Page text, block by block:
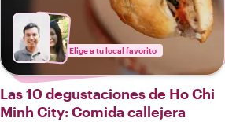
Elige a tu local favorito
Las 10 degustaciones de Ho Chi
Minh City: Comida callejera